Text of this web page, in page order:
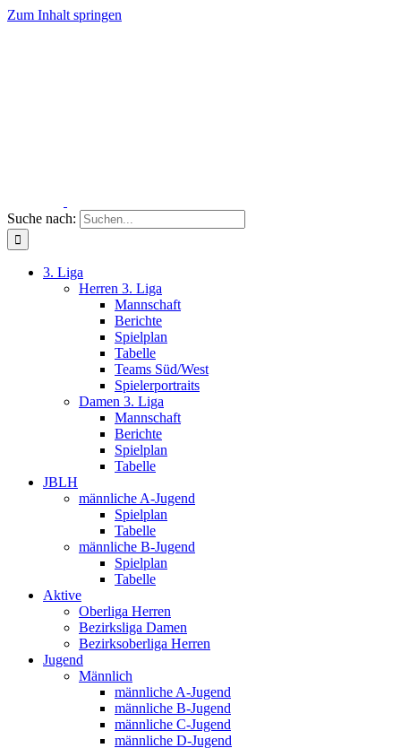
Zum Inhalt springen
Suche nach:
3. Liga
Herren 3. Liga
Mannschaft
Berichte
Spielplan
Tabelle
Teams Süd/West
Spielerportraits
Damen 3. Liga
Mannschaft
Berichte
Spielplan
Tabelle
JBLH
männliche A-Jugend
Spielplan
Tabelle
männliche B-Jugend
Spielplan
Tabelle
Aktive
Oberliga Herren
Bezirksliga Damen
Bezirksoberliga Herren
Jugend
Männlich
männliche A-Jugend
männliche B-Jugend
männliche C-Jugend
männliche D-Jugend